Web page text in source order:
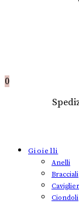
0
Gioielli
Anelli
Bracciali
Ciondoli